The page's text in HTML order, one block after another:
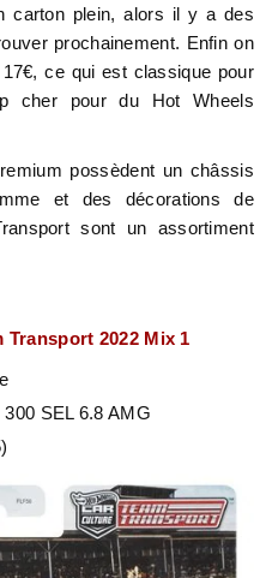
carton plein, alors il y a des
prochainement. Enfin on
ce qui est classique pour
cher pour du Hot Wheels
possèdent un châssis
et des décorations de
sont un assortiment
Transport 2022 Mix 1
SEL 6.8 AMG